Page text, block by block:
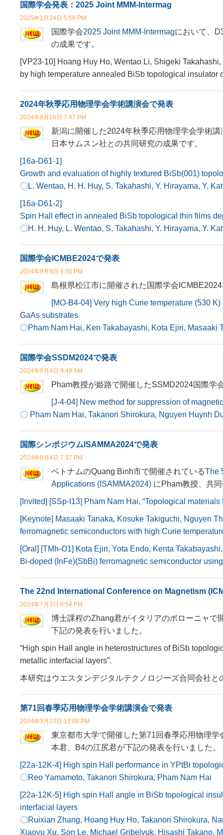
国際学会発表：2025 Joint MMM-Intermag
2025年1月24日 5:59 PM
国際学会2025 Joint MMM-Intermagにおいて、
の成果です。
[VP23-10] Hoang Huy Ho, Wentao Li, Shigeki
by high temperature annealed BiSb topological insulator
2024年秋季応用物理学会学術講演会で発表
2024年9月16日 7:47 PM
新潟に開催した2024年秋季応用物理学会学術
日本サムスン社との共同研究の成果です。
[16a-D61-1]
Growth and evaluation of highly textured BiSb(001)
〇L. Wentao, H. H. Huy, S. Takahashi, Y. Hirayama, Y.
[16a-D61-2]
Spin Hall effect in annealed BiSb topological thin films
〇H. H. Huy, L. Wentao, S. Takahashi, Y. Hirayama, Y.
国際学会ICMBE2024で発表
2024年9月9日 6:00 PM
島根県松江市に開催された国際学会
[MO-B4-04] Very high Curie temperature (530
GaAs substrates
〇Pham Nam Hai, Ken Takabayashi, Kota Ejiri, Masaaki
国際学会SSDM2024で発表
2024年9月4日 9:48 AM
Pham教授が姫路で開催したSSMD2024国際学
[J-4-04] New method for suppression of
〇 Pham Nam Hai, Takanori Shirokura, Nguyen Huynh
国際シンポジウムISAMMA2024で発表
2024年8月4日 7:37 PM
ベトナムのQuang Binh市で開催されているThe
Applications (ISAMMA2024) にPham教授、共
[Invited] [SSp-I13] Pham Nam Hai, “Topological
[Keynote] Masaaki Tanaka, Kosuke Takiguchi, Nguyen
ferromagnetic semiconductors with high Curie
[Oral] [TMh-O1] Kota Ejiri, Yota Endo, Kenta
Bi-doped (InFe)(SbBi) ferromagnetic semiconductor
The 22nd International Conference on Magnetism
2024年7月3日 6:54 PM
博士課程のZhang君がイタリアのボローニャで
下記の発表を行いました。
“High spin Hall angle in heterostructures of BiSb
metallic interfacial layers”.
本研究はウエスタンデジタルテクノロジーズ合同会社と
第71回春季応用物理学会学術講演会で発表
2024年3月23日 12:08 PM
東京都市大学で開催した第71回春季応用物理
本君、B4の江尻君が下記の発表を行いました。
[22a-12K-4] High spin Hall performance in YPtBi
〇Reo Yamamoto, Takanori Shirokura, Pham Nam Hai
[22a-12K-5] High spin Hall angle in BiSb topological
interfacial layers
〇Ruixian Zhang, Hoang Huy Ho, Takanori Shirokura,
Xiaoyu Xu, Son Le, Michael Gribelyuk, Hisashi Takano,